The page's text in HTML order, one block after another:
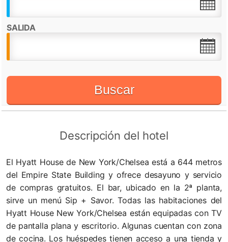
Check in desde:15:00h
Recepción 24 horas
SALIDA
Buscar
Descripción del hotel
El Hyatt House de New York/Chelsea está a 644 metros
del Empire State Building y ofrece desayuno y servicio
de compras gratuitos. El bar, ubicado en la 2ª planta,
sirve un menú Sip + Savor. Todas las habitaciones del
Hyatt House New York/Chelsea están equipadas con TV
de pantalla plana y escritorio. Algunas cuentan con zona
de cocina. Los huéspedes tienen acceso a una tienda y